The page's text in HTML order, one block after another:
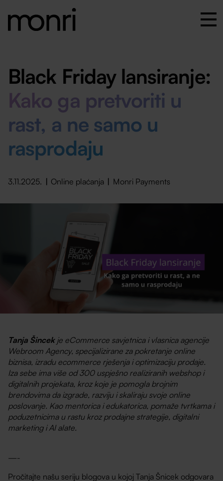
Black Friday lansiranje:
Kako ga pretvoriti u
rast, a ne samo u
rasprodaju
3.11.2025. Online plaćanja Monri Payments
Tanja Šincekje eCommerce savjetnica i vlasnica agencije
Webroom Agency, specijalizirane za pokretanje online
biznisa, izradu ecommerce rješenja i optimizaciju prodaje.
Iza sebe ima više od 300 uspješno realiziranih webshop i
digitalnih projekata, kroz koje je pomogla brojnim
brendovima da izgrade, razviju i skaliraju svoje online
poslovanje. Kao mentorica i edukatorica, pomaže tvrtkama i
poduzetnicima u rastu kroz prodajne strategije, digitalni
marketing i AI alate.
—-
Pročitajte našu seriju blogova u kojoj Tanja Šnicek odgovara